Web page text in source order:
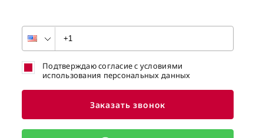
Подтверждаю согласие с условиями
использования персональных данных
Заказать звонок